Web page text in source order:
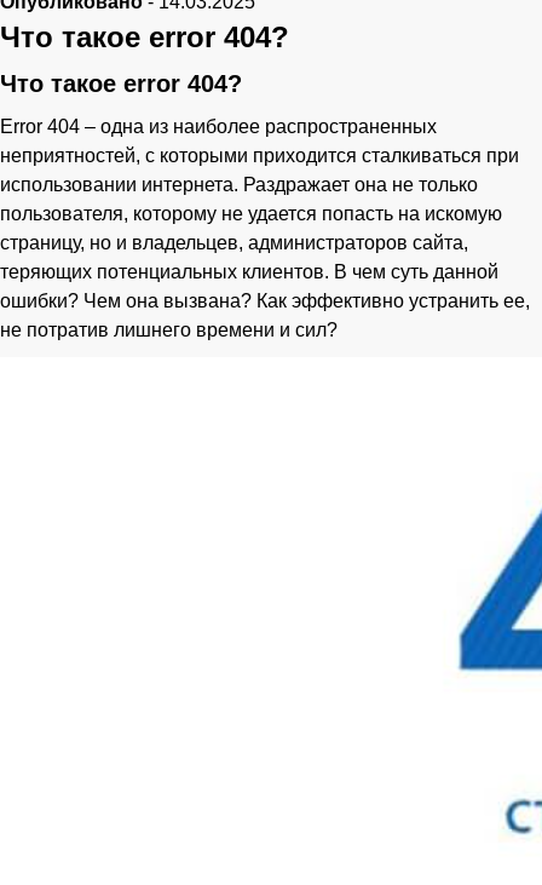
Что такое error 404?
Что такое error 404?
Error 404 – одна из наиболее распространенных
неприятностей, с которыми приходится сталкиваться при
использовании интернета. Раздражает она не только
пользователя, которому не удается попасть на искомую
страницу, но и владельцев, администраторов сайта,
теряющих потенциальных клиентов. В чем суть данной
ошибки? Чем она вызвана? Как эффективно устранить ее,
не потратив лишнего времени и сил?